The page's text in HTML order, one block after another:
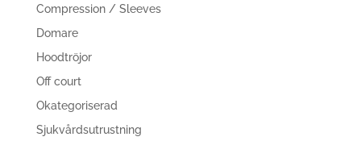
Compression / Sleeves
Domare
Hoodtröjor
Off court
Okategoriserad
Sjukvårdsutrustning